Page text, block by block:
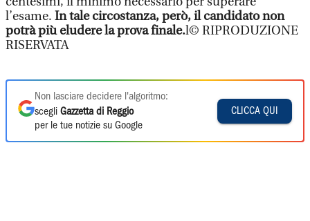
l’esame. In tale circostanza, però, il candidato non
potrà più eludere la prova finale.l© RIPRODUZIONE
RISERVATA
Non lasciare decidere l'algoritmo:
scegli Gazzetta di Reggio
per le tue notizie su Google
CLICCA QUI